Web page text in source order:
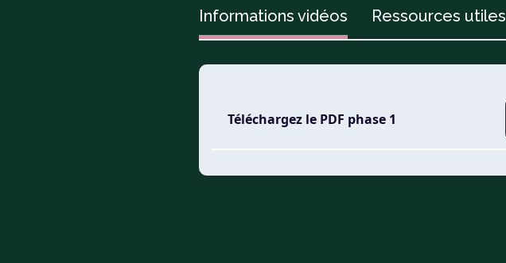
Informations vidéos Ressources utiles
Téléchargez le PDF phase 1